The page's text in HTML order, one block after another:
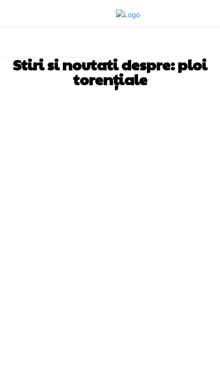
Stiri si noutati despre:ploi
torențiale